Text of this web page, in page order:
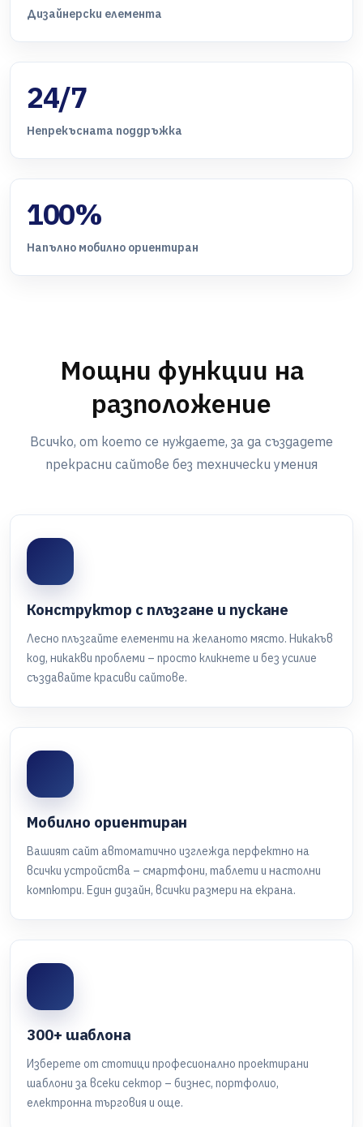
Дизайнерски елемента
24/7
Непрекъсната поддръжка
100%
Напълно мобилно ориентиран
Мощни функции на
разположение
Всичко, от което се нуждаете, за да създадете
прекрасни сайтове без технически умения
Конструктор с плъзгане и пускане
Лесно плъзгайте елементи на желаното място. Никакъв
код, никакви проблеми – просто кликнете и без усилие
създавайте красиви сайтове.
Мобилно ориентиран
Вашият сайт автоматично изглежда перфектно на
всички устройства – смартфони, таблети и настолни
компютри. Един дизайн, всички размери на екрана.
300+ шаблона
Изберете от стотици професионално проектирани
шаблони за всеки сектор – бизнес, портфолио,
електронна търговия и още.